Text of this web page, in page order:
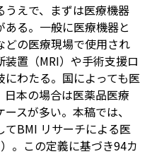
えで、まずは医療機器
る。一般に医療機器と
どの医療現場で使用され
置（MRI）や手術支援ロ
わたる。国によっても医
本の場合は医薬品医療
スが多い。本稿では、
BMI リサーチによる医
。この定義に基づき94カ